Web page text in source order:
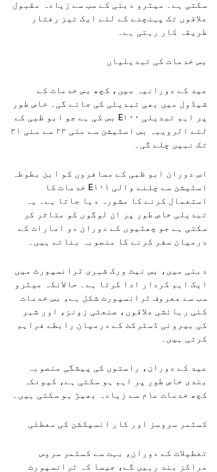
سکتی ہے۔ میٹرو دبئی کے سب سے زیادہ مقبول
علاقوں تک پہنچنے کے لئے ایک تیز رفتار
طریقہ کار رہتی ہے۔
بس خدمات کی تبدیلیاں
عید کے دورانیہ میں، کچھ بس خدمات کے
شیڈول میں بھی تبدیلی کی جائے گی۔ خاص طور
پر اہم تبدیلی E۱۰۰ بس کی ہے جو ابو ظبی کے
لئے الرویبہ بس اسٹیشن سے مئی ۲۳ سے مئی ۳۱
تک نہیں چلے گی۔
اس دوران ابو ظبی کے مسافروں کو ابن بطوطہ
اسٹیشن سے چلنے والی E۱۰۱ خدمات کا
استعمال کرنے کا مشورہ دیا جاتا ہے۔ یہ
تبدیلی خاص طور پر ان لوگوں کو متاثر کر
سکتی ہے جو چھٹیوں کے دوران دو امارات کے
درمیان سفر کرنے کا منصوبہ بناتے ہیں۔
دبئی میں، بس نیٹ ورک شہری ٹرانسپورٹ میں
ایک اہم کردار ادا کرتا ہے۔ حالانکہ میٹرو
سب سے معروف ٹرانسپورٹ شکل ہے، بس خدمات
کئی رہائشی علاقوں، صنعتی زونز، اور شہر
کی بیرونی ڈسٹرکٹ کے درمیان رابطے فراہم
کرتی ہیں۔
عید کے دوران، راستوں کی پیشگی منصوبہ
بندی خاص طور پر اہم ہو سکتی ہے، کیونکہ
کچھ خدمات عام سے زیادہ بھیڑ ہو سکتی ہیں۔
کسٹمر سروسز اور کار انسپکشن کی معطلی
تعطیلات کے دوران، بہت سے کسٹمر سروس
مراکز بند رہیں گے، جیسا کہ ٹرانسپورٹ